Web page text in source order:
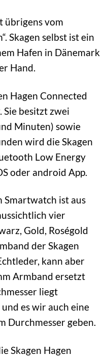
übrigens vom
Skagen selbst ist ein
Hafen in Dänemark
Hand.
Hagen Connected
besitzt zwei
Minuten) sowie
wird die Skagen
Low Energy
oder android App.
Smartwatch ist aus
vier
Gold, Roségold
der Skagen
kann aber
Armband ersetzt
liegt
es wir auch eine
Durchmesser geben.
Skagen Hagen